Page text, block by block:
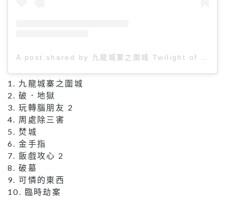
1. 九龍城寨之圍城
2. 破．地獄
3. 玩轉腦朋友 2
4. 周處除三害
5. 焚城
6. 金手指
7. 飯戲攻心 2
8. 破墓
9. 可憐的東西
10. 臨時劫案